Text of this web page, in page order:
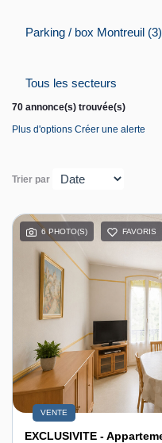
Parking / box Montreuil (3)
Tous les secteurs
70 annonce(s) trouvée(s)
Plus d'options Créer une alerte
Trier par
6 PHOTO(S) FAVORIS
VENTE